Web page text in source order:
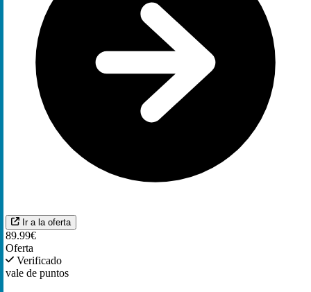
Ir a la oferta
89.99€
Oferta
Verificado
vale de puntos